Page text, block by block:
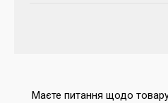
Маєте питання щодо